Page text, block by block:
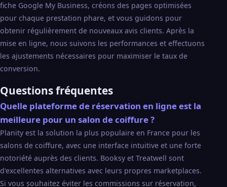
fiche Google My Business, créons des pages optimisées
pour chaque prestation phare, et vous guidons pour
obtenir régulièrement de nouveaux avis clients. Après la
mise en ligne, nous suivons les performances et effectuons
les ajustements nécessaires pour maximiser le taux de
conversion.
Questions fréquentes
Quelle plateforme de réservation en ligne est la
meilleure pour un salon de coiffure ?
Planity est la solution la plus populaire en France pour les
salons de coiffure, avec une interface intuitive et une forte
notoriété auprès des clients. Booksy et Treatwell sont
d'excellentes alternatives avec leurs propres marketplaces.
Si vous souhaitez éviter les commissions sur réservation,